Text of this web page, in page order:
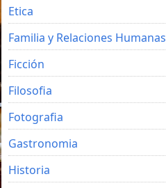
Etica
Familia y Relaciones Humanas
Ficción
Filosofia
Fotografia
Gastronomia
Historia